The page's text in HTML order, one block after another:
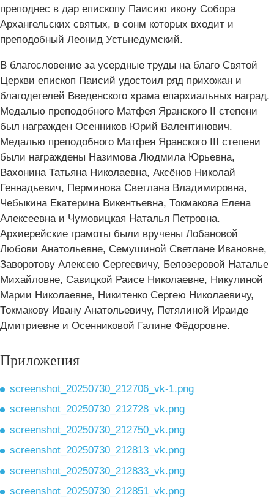
преподнес в дар епископу Паисию икону Собора
Архангельских святых, в сонм которых входит и
преподобный Леонид Устьнедумский.
В благословение за усердные труды на благо Святой
Церкви епископ Паисий удостоил ряд прихожан и
благодетелей Введенского храма епархиальных наград.
Медалью преподобного Матфея Яранского II степени
был награжден Осенников Юрий Валентинович.
Медалью преподобного Матфея Яранского III степени
были награждены Назимова Людмила Юрьевна,
Вахонина Татьяна Николаевна, Аксёнов Николай
Геннадьевич, Перминова Светлана Владимировна,
Чебыкина Екатерина Викентьевна, Токмакова Елена
Алексеевна и Чумовицкая Наталья Петровна.
Архиерейские грамоты были вручены Лобановой
Любови Анатольевне, Семушиной Светлане Ивановне,
Заворотову Алексею Сергеевичу, Белозеровой Наталье
Михайловне, Савицкой Раисе Николаевне, Никулиной
Марии Николаевне, Никитенко Сергею Николаевичу,
Токмакову Ивану Анатольевичу, Петялиной Ираиде
Дмитриевне и Осенниковой Галине Фёдоровне.
Приложения
screenshot_20250730_212706_vk-1.png
screenshot_20250730_212728_vk.png
screenshot_20250730_212750_vk.png
screenshot_20250730_212813_vk.png
screenshot_20250730_212833_vk.png
screenshot_20250730_212851_vk.png